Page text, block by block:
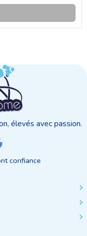
élevés avec passion.
confiance